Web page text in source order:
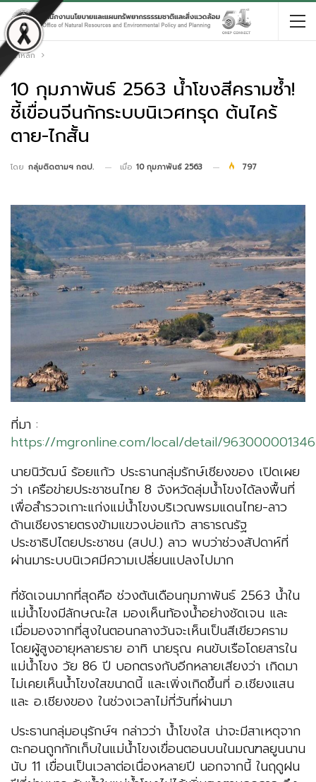
หน้าหลัก
10 กุมภาพันธ์ 2563 น้ำโขงสีครามซ้ำ!
ชี้เขื่อนจีนกักระบบนิเวศทรุด ต้นไคร้
ตาย-ไกสั้น
โดย กลุ่มติดตามฯ กตป. เมื่อ 10 กุมภาพันธ์ 2563 797
ที่มา :
https://mgronline.com/local/detail/
นายนิวัฒน์ ร้อยแก้ว ประธานกลุ่มรักษ์เชียงของ เปิดเผย
ว่า เครือข่ายประชาชนไทย 8 จังหวัดลุ่มน้ำโขงได้ลงพื้นที่
เพื่อสำรวจเกาะแก่งแม่น้ำโขงบริเวณพรมแดนไทย-ลาว
ด้านเชียงรายตรงข้ามแขวงบ่อแก้ว สาธารณรัฐ
ประชาธิปไตยประชาชน (สปป.) ลาว พบว่าช่วงสัปดาห์ที่
ผ่านมาระบบนิเวศมีความเปลี่ยนแปลงไปมาก
ที่ชัดเจนมากที่สุดคือ ช่วงต้นเดือนกุมภาพันธ์ 2563 น้ำใน
แม่น้ำโขงมีลักษณะใส มองเห็นท้องน้ำอย่างชัดเจน และ
เมื่อมองจากที่สูงในตอนกลางวันจะเห็นเป็นสีเขียวคราม
โดยผู้สูงอายุหลายราย อาทิ นายรุณ คนขับเรือโดยสารใน
แม่น้ำโขง วัย 86 ปี บอกตรงกับอีกหลายเสียงว่า เกิดมา
ไม่เคยเห็นน้ำโขงใสขนาดนี้ และเพิ่งเกิดขึ้นที่ อ.เชียงแสน
และ อ.เชียงของ ในช่วงเวลาไม่กี่วันที่ผ่านมา
ประธานกลุ่มอนุรักษ์ฯ กล่าวว่า น้ำโขงใส น่าจะมีสาเหตุจาก
ตะกอนถูกกักเก็บในแม่น้ำโขงเขื่อนตอนบนในมณฑลยูนนาน
นับ 11 เขื่อนเป็นเวลาต่อเนื่องหลายปี นอกจากนี้ ในฤดูฝน